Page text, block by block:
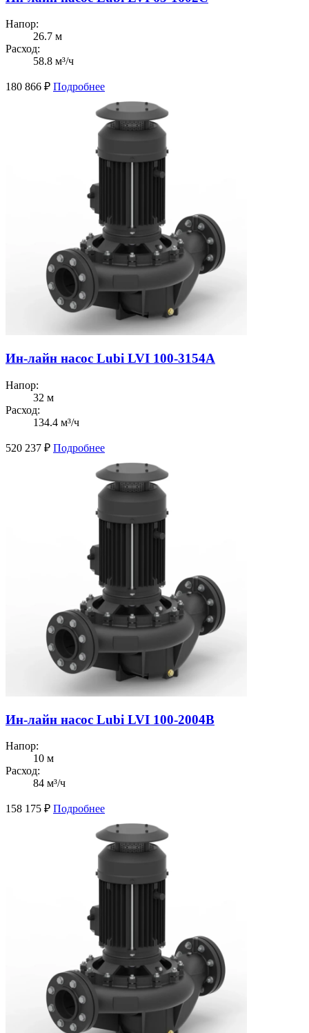
Напор:
26.7 м
Расход:
58.8 м³/ч
180 866 ₽ Подробнее
Ин-лайн насос Lubi LVI 100-3154A
Напор:
32 м
Расход:
134.4 м³/ч
520 237 ₽ Подробнее
Ин-лайн насос Lubi LVI 100-2004B
Напор:
10 м
Расход:
84 м³/ч
158 175 ₽ Подробнее